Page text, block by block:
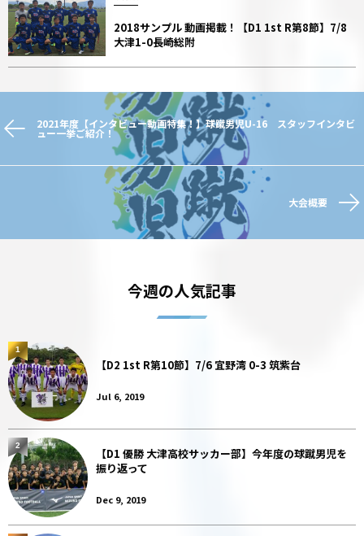
2018サンプル 動画掲載！【D1 1st R第8節】7/8
大津1-0長崎総附
2021年度【インタビュー動画特集！】球蹴男児U-16 スタッフインタビ
ュー一挙ご紹介！
大会概要
今週の人気記事
【D2 1st R第10節】7/6 宜野湾 0-3 筑紫台
Jul 6, 2019
1
【D1 優勝 大津高校サッカー部】今年度の球蹴男児を
振り返って
Dec 9, 2019
2